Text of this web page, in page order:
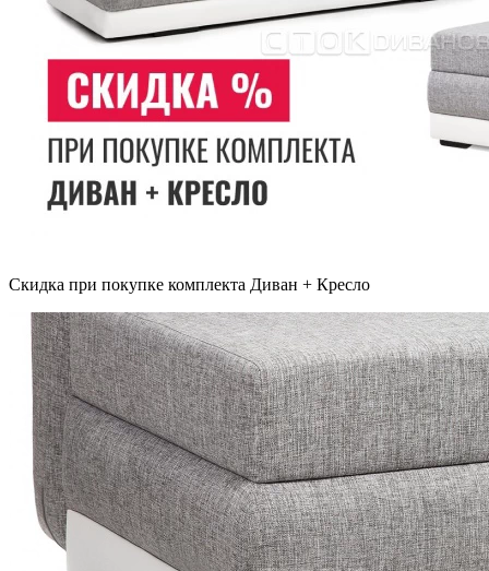
Скидка при покупке комплекта Диван + Кресло